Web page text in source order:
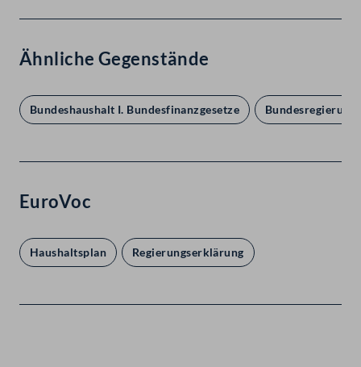
Ähnliche Gegenstände
Bundeshaushalt I. Bundesfinanzgesetze Bundesregierung
EuroVoc
Haushaltsplan Regierungserklärung